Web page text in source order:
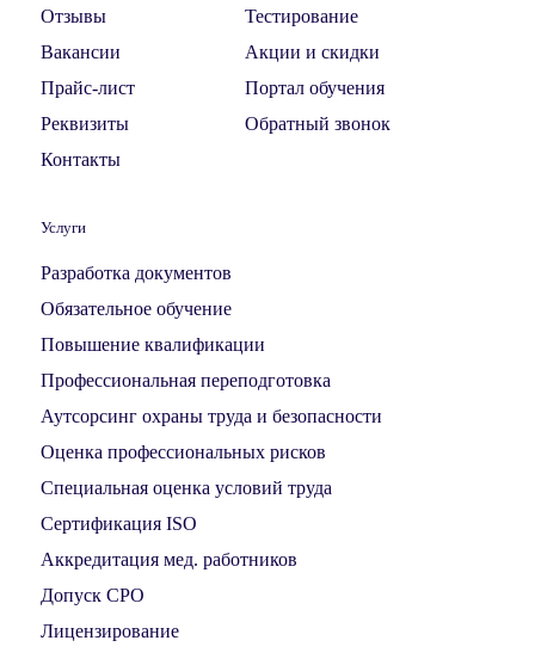
Отзывы
Вакансии
Прайс-лист
Реквизиты
Контакты
Тестирование
Акции и скидки
Портал обучения
Обратный звонок
Услуги
Разработка документов
Обязательное обучение
Повышение квалификации
Профессиональная переподготовка
Аутсорсинг охраны труда и безопасности
Оценка профессиональных рисков
Специальная оценка условий труда
Сертификация ISO
Аккредитация мед. работников
Допуск СРО
Лицензирование